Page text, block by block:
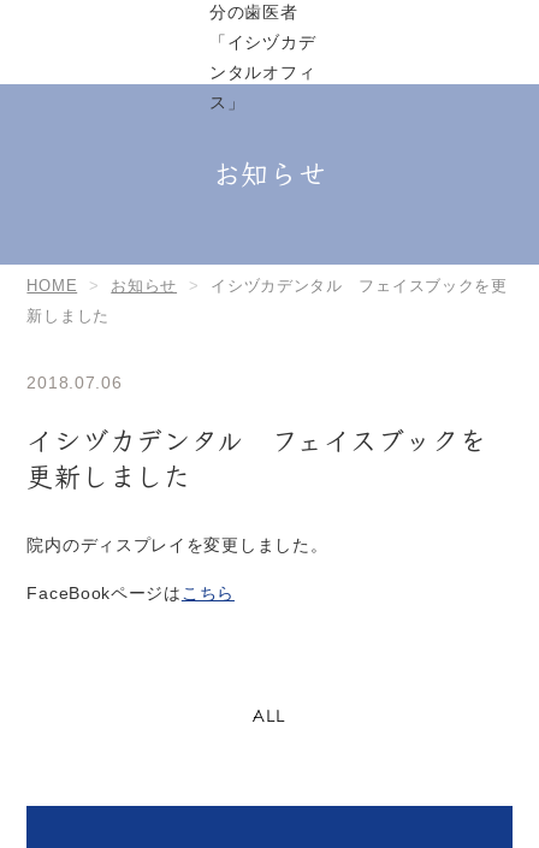
お知らせ
HOME お知らせ
イシヅカデンタル フェイスブックを更
新しました
2018.07.06
イシヅカデンタル フェイスブックを
更新しました
院内のディスプレイを変更しました。
FaceBookページは こちら
ALL